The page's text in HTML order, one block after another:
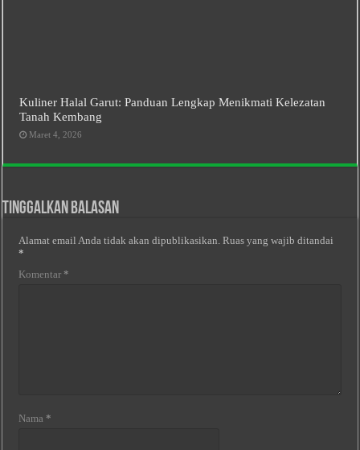
Kuliner Halal Garut: Panduan Lengkap Menikmati Kelezatan
Tanah Kembang
Maret 4, 2026
Tinggalkan Balasan
Alamat email Anda tidak akan dipublikasikan. Ruas yang wajib ditandai
*
Komentar *
Nama *